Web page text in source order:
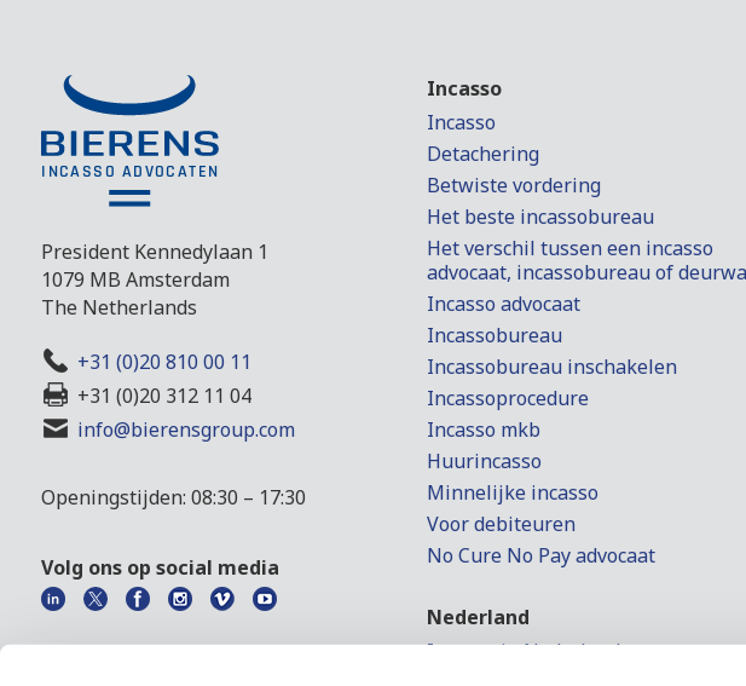
President Kennedylaan 1
1079 MB Amsterdam
The Netherlands
+31 (0)20 810 00 11
+31 (0)20 312 11 04
info@bierensgroup.com
Openingstijden: 08:30 – 17:30
Volg ons op social media
Incasso
Incasso
Detachering
Betwiste vordering
Het beste incassobureau
Het verschil tussen een incasso
advocaat, incassobureau of
Incasso advocaat
Incassobureau
Incassobureau inschakelen
Incassoprocedure
Incasso mkb
Huurincasso
Minnelijke incasso
Voor debiteuren
No Cure No Pay advocaat
Nederland
Incasso in Nederland